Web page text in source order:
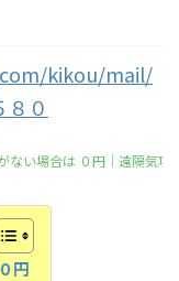
kikou/mail/
８０
ない場合は ０円｜遠隔気功
円